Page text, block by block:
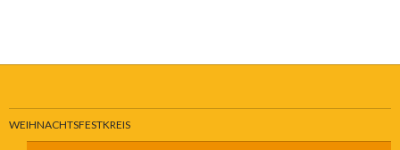
WEIHNACHTSFESTKREIS